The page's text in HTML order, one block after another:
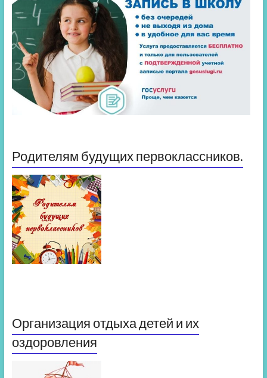
Родителям будущих первоклассников.
Организация отдыха детей и их
оздоровления